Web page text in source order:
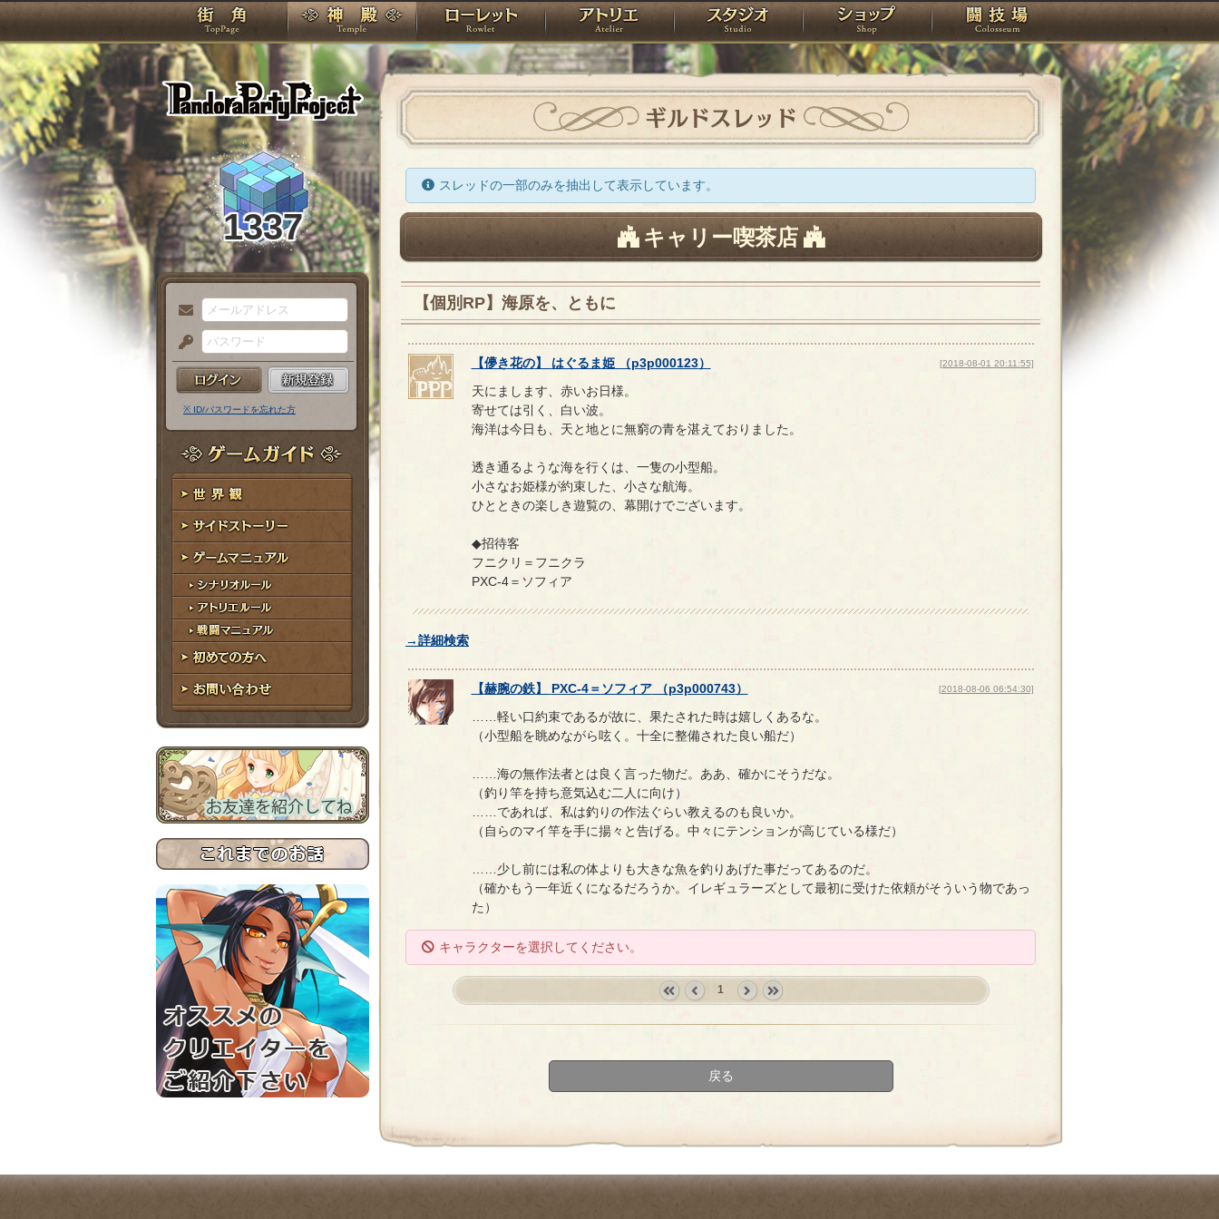
PandoraPartyProject
TOP 神殿 ローレット アトリエ スタジオ ショップ 闘技場
1337
メ
ー
ル
ア
ド
レ
ス
パ
ス
ー
ド
※ ID/パスワードを忘れた方
ゲームガイド
世界観
サイドストーリー
ゲームマニュアル
シナリオルール
アトリエルール
戦闘マニュアル
初めての方へ
お問い合わせ
ギルドスレッド
スレッドの一部のみを抽出して表示しています。
キャリー喫茶店
【個別RP】海原を、ともに
【儚き花の】 はぐるま姫（p3p000123） [2018-08-01 20:11:55]
天にまします、赤いお日様。
寄せては引く、白い波。
海洋は今日も、天と地とに無窮の青を湛えておりました。
透き通るような海を行くは、一隻の小型船。
小さなお姫様が約束した、小さな航海。
ひとときの楽しき遊覧の、幕開けでございます。
◆招待客
フニクリ＝フニクラ
PXC-4＝ソフィア
→詳細検索
【赫腕の鉄】 PXC-4＝ソフィア（p3p000743） [2018-08-06 06:54:30]
……軽い口約束であるが故に、果たされた時は嬉しくあるな。
（小型船を眺めながら呟く。十全に整備された良い船だ）
……海の無作法者とは良く言った物だ。ああ、確かにそうだな。
（釣り竿を持ち意気込む二人に向け）
……であれば、私は釣りの作法ぐらい教えるのも良いか。
（自らのマイ竿を手に揚々と告げる。中々にテンションが高じている様だ）
……少し前には私の体よりも大きな魚を釣りあげた事だってあるのだ。
（確かもう一年近くになるだろうか。イレギュラーズとして最初に受けた依頼がそういう物であっ
た）
キャラクターを選択してください。
1
戻る